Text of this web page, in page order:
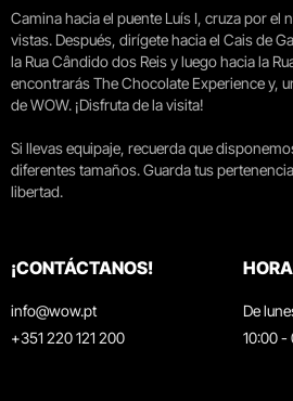
Camina hacia el puente Luís I, cruza por el
vistas. Después, dirígete hacia el Cais de
la Rua Cândido dos Reis y luego hacia la
encontrarás The Chocolate Experience y,
de WOW. ¡Disfruta de la visita!
Si llevas equipaje, recuerda que
diferentes tamaños. Guarda tus
libertad.
¡CONTÁCTANOS!
info@wow.pt
+351 220 121 200
De
10:00 -